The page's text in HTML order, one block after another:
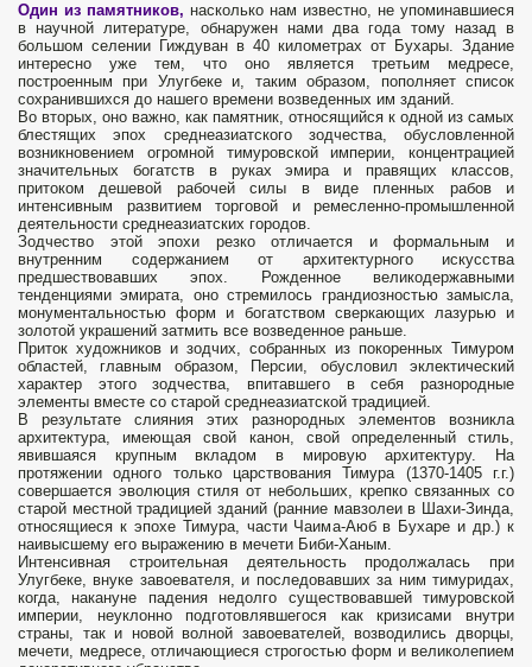
Один из памятников, насколько нам известно, не упоминавшиеся
в научной литературе, обнаружен нами два года тому назад в
большом селении Гиждуван в 40 километрах от Бухары. Здание
интересно уже тем, что оно является третьим медресе,
построенным при Улугбеке и, таким образом, пополняет список
сохранившихся до нашего времени возведенных им зданий.
Во вторых, оно важно, как памятник, относящийся к одной из самых
блестящих эпох среднеазиатского зодчества, обусловленной
возникновением огромной тимуровской империи, концентрацией
значительных богатств в руках эмира и правящих классов,
притоком дешевой рабочей силы в виде пленных рабов и
интенсивным развитием торговой и ремесленно-промышленной
деятельности среднеазиатских городов.
Зодчество этой эпохи резко отличается и формальным и
внутренним содержанием от архитектурного искусства
предшествовавших эпох. Рожденное великодержавными
тенденциями эмирата, оно стремилось грандиозностью замысла,
монументальностью форм и богатством сверкающих лазурью и
золотой украшений затмить все возведенное раньше.
Приток художников и зодчих, собранных из покоренных Тимуром
областей, главным образом, Персии, обусловил эклектический
характер этого зодчества, впитавшего в себя разнородные
элементы вместе со старой среднеазиатской традицией.
В результате слияния этих разнородных элементов возникла
архитектура, имеющая свой канон, свой определенный стиль,
явившаяся крупным вкладом в мировую архитектуру. На
протяжении одного только царствования Тимура (1370-1405 г.г.)
совершается эволюция стиля от небольших, крепко связанных со
старой местной традицией зданий (ранние мавзолеи в Шахи-Зинда,
относящиеся к эпохе Тимура, части Чаима-Аюб в Бухаре и др.) к
наивысшему его выражению в мечети Биби-Ханым.
Интенсивная строительная деятельность продолжалась при
Улугбеке, внуке завоевателя, и последовавших за ним тимуридах,
когда, накануне падения недолго существовавшей тимуровской
империи, неуклонно подготовлявшегося как кризисами внутри
страны, так и новой волной завоевателей, возводились дворцы,
мечети, медресе, отличающиеся строгостью форм и великолепием